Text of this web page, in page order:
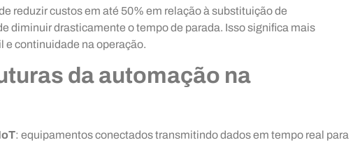
reduzir custos em até 50% em relação à substituição de
diminuir drasticamente o tempo de parada. Isso significa mais
e continuidade na operação.
da automação na
: equipamentos conectados transmitindo dados em tempo real para